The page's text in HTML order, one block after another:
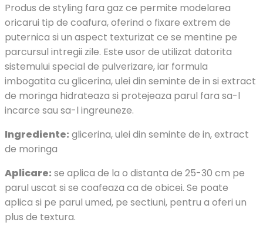
Produs de styling fara gaz ce permite modelarea
oricarui tip de coafura, oferind o fixare extrem de
puternica si un aspect texturizat ce se mentine pe
parcursul intregii zile. Este usor de utilizat datorita
sistemului special de pulverizare, iar formula
imbogatita cu glicerina, ulei din seminte de in si extract
de moringa hidrateaza si protejeaza parul fara sa-l
incarce sau sa-l ingreuneze.
Ingrediente: glicerina, ulei din seminte de in, extract
de moringa
Aplicare: se aplica de la o distanta de 25-30 cm pe
parul uscat si se coafeaza ca de obicei. Se poate
aplica si pe parul umed, pe sectiuni, pentru a oferi un
plus de textura.